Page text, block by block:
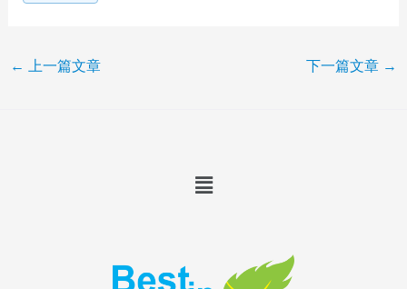
← 上一篇文章 下一篇文章 →
Menu